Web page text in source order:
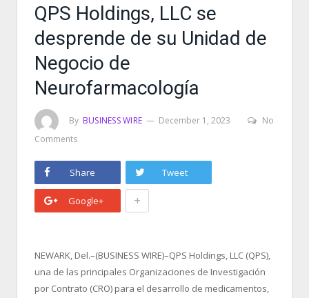
QPS Holdings, LLC se
desprende de su Unidad de
Negocio de
Neurofarmacología
By BUSINESS WIRE December 1, 2023
No
Comments
Share Tweet
Google+ +
NEWARK, Del.–(BUSINESS WIRE)–QPS Holdings, LLC (QPS),
una de las principales Organizaciones de Investigación
por Contrato (CRO) para el desarrollo de medicamentos,